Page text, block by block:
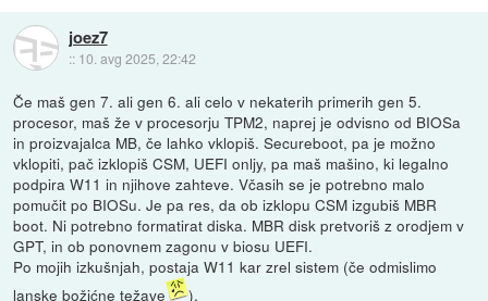
joez7
:: 10. avg 2025, 22:42
Če maš gen 7. ali gen 6. ali celo v nekaterih primerih gen 5.
procesor, maš že v procesorju TPM2, naprej je odvisno od BIOSa
in proizvajalca MB, če lahko vklopiš. Secureboot, pa je možno
vklopiti, pač izklopiš CSM, UEFI onljy, pa maš mašino, ki legalno
podpira W11 in njihove zahteve. Včasih se je potrebno malo
pomučit po BIOSu. Je pa res, da ob izklopu CSM izgubiš MBR
boot. Ni potrebno formatirat diska. MBR disk pretvoriš z orodjem v
GPT, in ob ponovnem zagonu v biosu UEFI.
Po mojih izkušnjah, postaja W11 kar zrel sistem (če odmislimo
lanske božićne težave
).